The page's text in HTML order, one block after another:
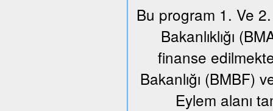
Bu program 1. Ve
Bakanlıklığı
finanse
Bakanlığı (BMBF)
Eylem alanı